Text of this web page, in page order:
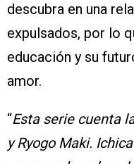
descubra en una
expulsados, por lo
educación y su
amor.
“Esta serie cuenta
y Ryogo Maki.